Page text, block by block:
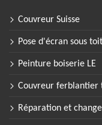
Couvreur Suisse
Pose d'écran sous
Peinture boiserie LE
Couvreur ferblantier
Réparation et